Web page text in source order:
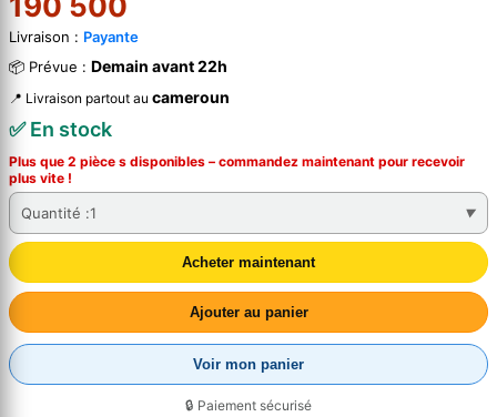
Livraison : Payante
📦 Prévue : Demain avant 22h
📍 Livraison partout au cameroun
✅ En stock
Plus que 2 pièce s disponibles – commandez maintenant pour recevoir
plus vite !
Quantité :1
Acheter maintenant
Ajouter au panier
Voir mon panier
🔒 Paiement sécurisé